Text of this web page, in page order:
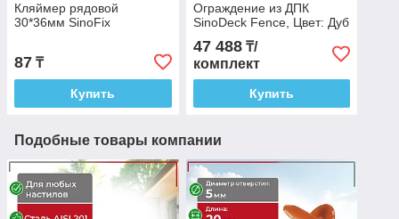
Кляймер рядовой
30*36мм SinoFix
87 ₸
Купить
Ограждение из ДПК
SinoDeck Fence, Цвет: Дуб
47 488₸/
комплект
Купить
Подобные товары компании